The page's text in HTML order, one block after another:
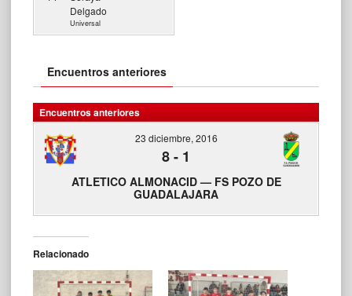
Delgado
Universal
Encuentros anteriores
Encuentros anteriores
23 diciembre, 2016
8- 1
ATLETICO ALMONACID — FS POZO DE
GUADALAJARA
Relacionado